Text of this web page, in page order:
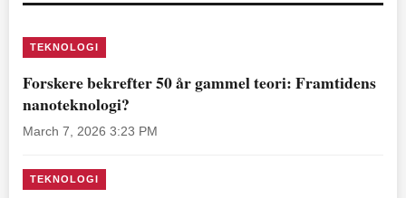
TEKNOLOGI
Forskere bekrefter 50 år gammel teori: Framtidens
nanoteknologi?
March 7, 2026 3:23 PM
TEKNOLOGI